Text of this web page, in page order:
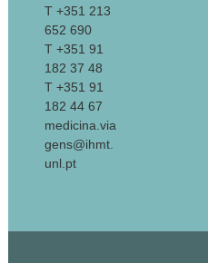
T +351 213
652 690
T +351 91
182 37 48
T +351 91
182 44 67
medicina.via
gens@ihmt.
unl.pt